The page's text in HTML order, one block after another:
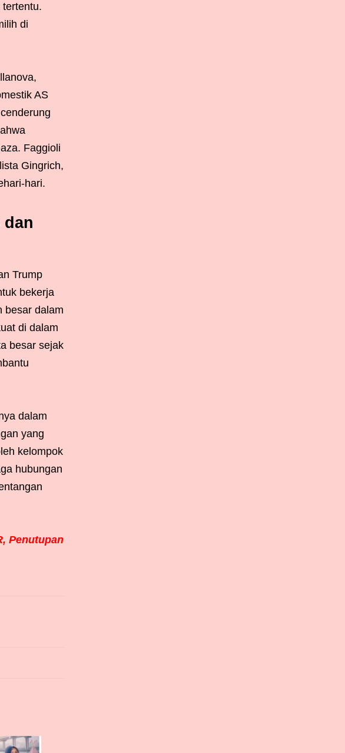
di
AS
Faggioli
Gingrich,
hari.
Trump
bekerja
besar dalam
di dalam
besar sejak
dalam
yang
kelompok
hubungan
Penutupan